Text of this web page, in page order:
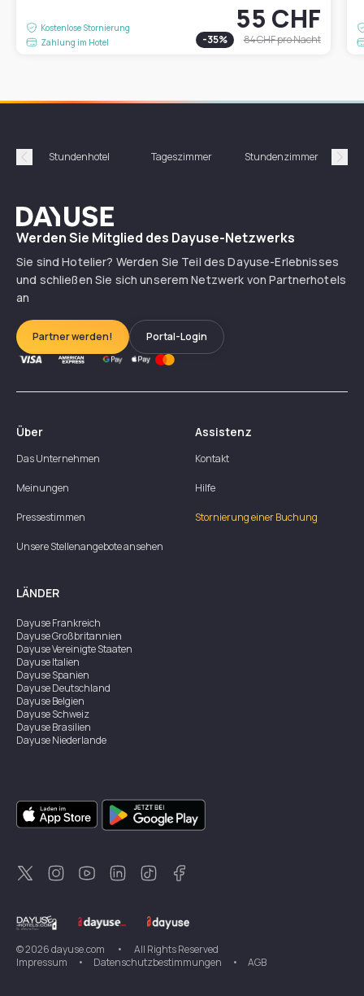
Kostenlose Stornierung
Zahlung im Hotel
55 CHF
-35% 84 CHFpro Nacht
Précédent
Stundenhotel Tageszimmer Stundenzimmer
Dayuse
Werden Sie Mitglied des Dayuse-Netzwerks
Sie sind Hotelier? Werden Sie Teil des Dayuse-Erlebnisses
und schließen Sie sich unserem Netzwerk von Partnerhotels
an
Partner werden! Portal-Login
Über
Das Unternehmen
Meinungen
Pressestimmen
Unsere Stellenangebote ansehen
Assistenz
Kontakt
Hilfe
Stornierung einer Buchung
LÄNDER
DayuseFrankreich
DayuseGroßbritannien
DayuseVereinigte Staaten
DayuseItalien
DayuseSpanien
DayuseDeutschland
DayuseBelgien
DayuseSchweiz
DayuseBrasilien
DayuseNiederlande
DayuseKanada
DayuseSingapur
DayuseZweden
DayuseKorea
DayuseNeuseeland
©2026dayuse.com •
All Rights Reserved
Impressum
• Datenschutzbestimmungen • AGB